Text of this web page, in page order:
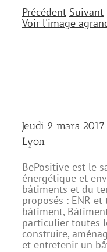
Précédent Suivant
Voir l'image
Jeudi 9 mars
Lyon
BePositive est le
énergétique et
bâtiments et du
proposés : ENR
bâtiment,
particulier toutes
construire,
et entretenir un